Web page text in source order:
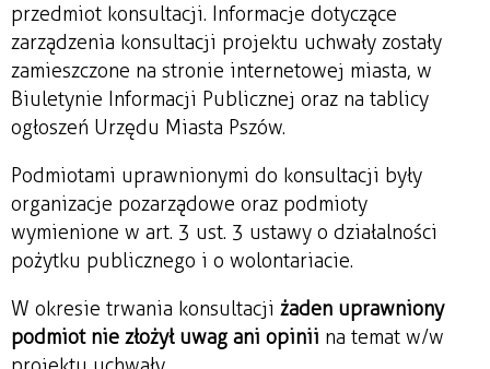
przedmiot konsultacji. Informacje dotyczące
zarządzenia konsultacji projektu uchwały zostały
zamieszczone na stronie internetowej miasta, w
Biuletynie Informacji Publicznej oraz na tablicy
ogłoszeń Urzędu Miasta Pszów.
Podmiotami uprawnionymi do konsultacji były
organizacje pozarządowe oraz podmioty
wymienione w art. 3 ust. 3 ustawy o działalności
pożytku publicznego i o wolontariacie.
W okresie trwania konsultacji żaden uprawniony
podmiot nie złożył uwag ani opinii na temat w/w